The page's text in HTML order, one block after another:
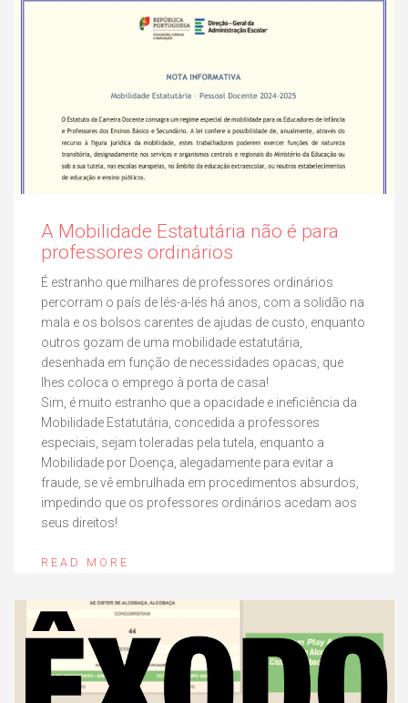
A Mobilidade Estatutária não é para
professores ordinários
É estranho que milhares de professores ordinários
percorram o país de lés-a-lés há anos, com a solidão na
mala e os bolsos carentes de ajudas de custo, enquanto
outros gozam de uma mobilidade estatutária,
desenhada em função de necessidades opacas, que
lhes coloca o emprego à porta de casa!
Sim, é muito estranho que a opacidade e ineficiência da
Mobilidade Estatutária, concedida a professores
especiais, sejam toleradas pela tutela, enquanto a
Mobilidade por Doença, alegadamente para evitar a
fraude, se vê embrulhada em procedimentos absurdos,
impedindo que os professores ordinários acedam aos
seus direitos!
READ MORE